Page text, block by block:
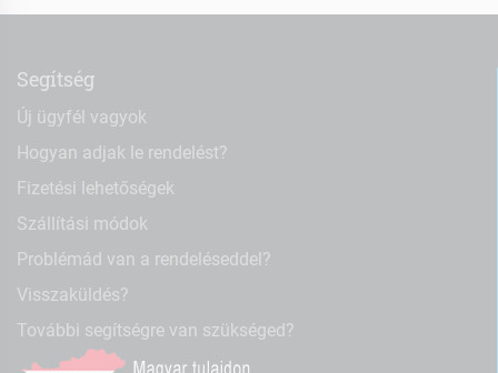
Segítség
Új ügyfél vagyok
Hogyan adjak le rendelést?
Fizetési lehetőségek
Szállítási módok
Problémád van a rendeléseddel?
Visszaküldés?
További segítségre van szükséged?